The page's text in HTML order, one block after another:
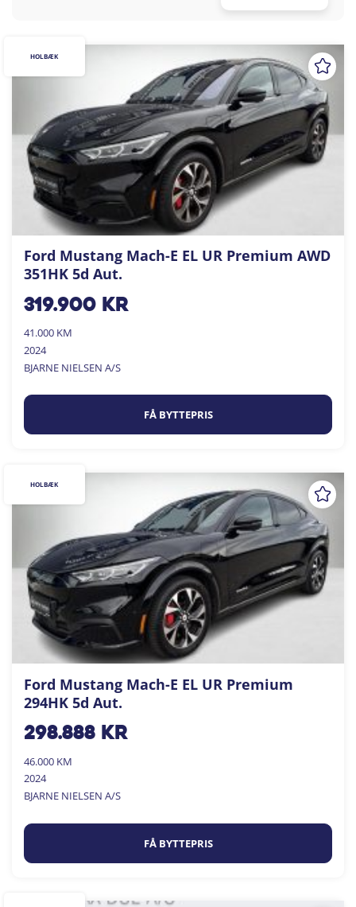
Ford Mustang Mach-E EL UR Premium AWD
351HK 5d Aut.
319.900kr
41.000 KM
2024
BJARNE NIELSEN A/S
FÅ BYTTEPRIS
HOLBÆK
Ford Mustang Mach-E EL UR Premium
294HK 5d Aut.
298.888kr
46.000 KM
2024
BJARNE NIELSEN A/S
FÅ BYTTEPRIS
HOLBÆK